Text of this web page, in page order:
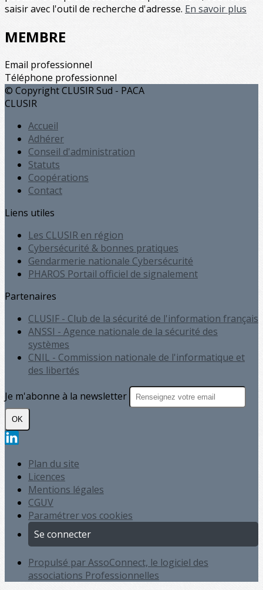
saisir avec l'outil de recherche d'adresse. En savoir plus
MEMBRE
Email professionnel
Téléphone professionnel
© Copyright CLUSIR Sud - PACA
CLUSIR
Accueil
Adhérer
Conseil d'administration
Statuts
Coopérations
Contact
Liens utiles
Les CLUSIR en région
Cybersécurité & bonnes pratiques
Gendarmerie nationale Cybersécurité
PHAROS Portail officiel de signalement
Partenaires
CLUSIF - Club de la sécurité de l'information français
ANSSI - Agence nationale de la sécurité des
systèmes
CNIL - Commission nationale de l'informatique et
des libertés
Je m'abonne à la newsletter
OK
Plan du site
Licences
Mentions légales
CGUV
Paramétrer vos cookies
Se connecter
Propulsé par AssoConnect, le logiciel des
associations Professionnelles